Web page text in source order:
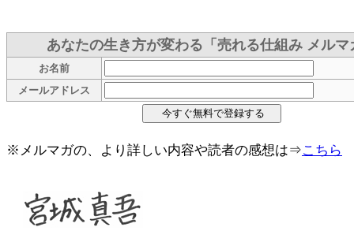
あなたの生き方が変わる「売れる仕組み メルマ
お名前
メールアドレス
※メルマガの、より詳しい内容や読者の感想は⇒こちら